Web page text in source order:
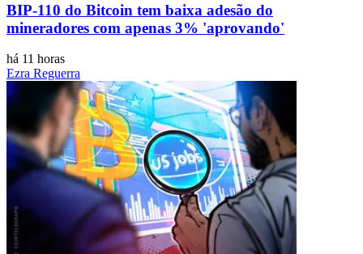
BIP-110 do Bitcoin tem baixa adesão do
mineradores com apenas 3% 'aprovando'
há 11 horas
Ezra Reguerra